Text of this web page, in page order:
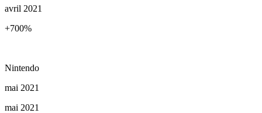
avril 2021
+700%
Nintendo
mai 2021
mai 2021